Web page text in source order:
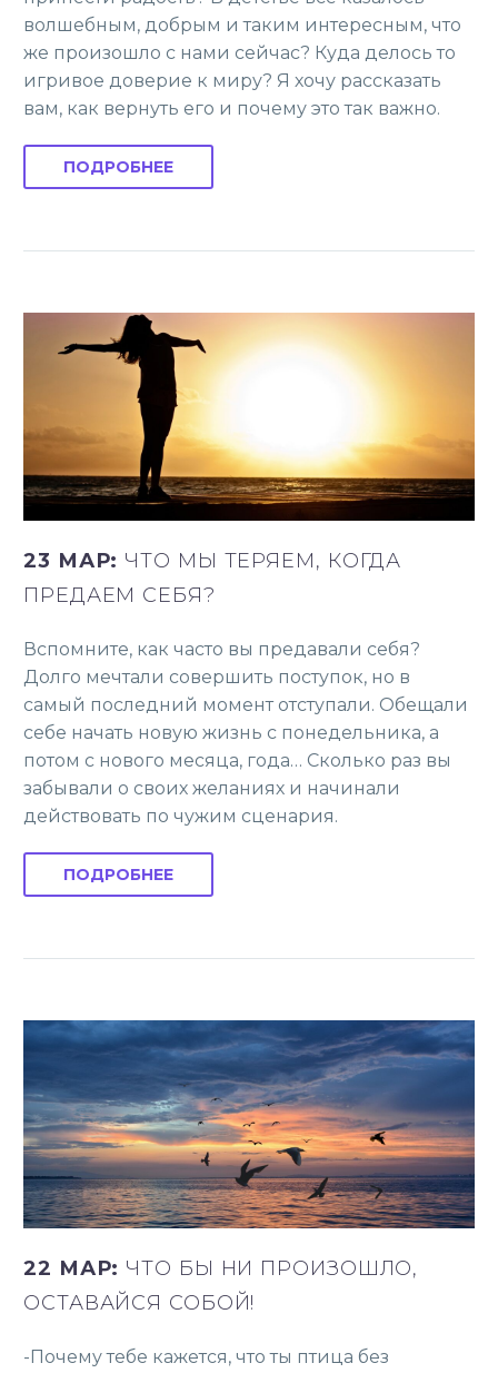
волшебным, добрым и таким интересным, что
же произошло с нами сейчас? Куда делось то
игривое доверие к миру? Я хочу рассказать
вам, как вернуть его и почему это так важно.
ПОДРОБНЕЕ
23 МАР: ЧТО МЫ ТЕРЯЕМ, КОГДА
ПРЕДАЕМ СЕБЯ?
Вспомните, как часто вы предавали себя?
Долго мечтали совершить поступок, но в
самый последний момент отступали. Обещали
себе начать новую жизнь с понедельника, а
потом с нового месяца, года… Сколько раз вы
забывали о своих желаниях и начинали
действовать по чужим сценария.
ПОДРОБНЕЕ
22 МАР: ЧТО БЫ НИ ПРОИЗОШЛО,
ОСТАВАЙСЯ СОБОЙ!
-Почему тебе кажется, что ты птица без